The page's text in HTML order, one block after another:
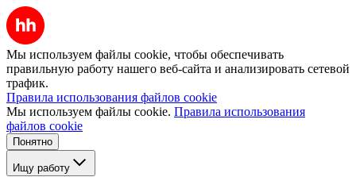
Мы используем файлы cookie, чтобы обеспечивать
правильную работу нашего веб-сайта и анализировать сетевой
трафик.
Правила использования файлов cookie
Мы используем файлы cookie. Правила использования
файлов cookie
Понятно
Ищу работу